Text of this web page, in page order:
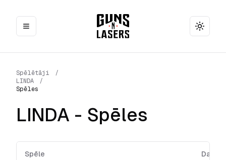
Toggle
Spēlētāji
/
LINDA
/
Spēles
LINDA - Spēles
Spēle